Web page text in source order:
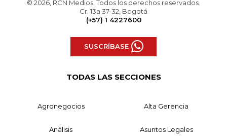
© 2026, RCN Medios. Todos los derechos reservados.
Cr. 13a 37-32, Bogotá
(+57) 1 4227600
SUSCRÍBASE
TODAS LAS SECCIONES
Agronegocios Alta Gerencia
Análisis Asuntos Legales